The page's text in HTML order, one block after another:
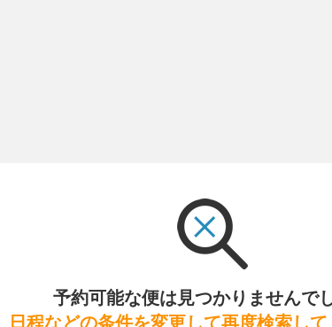
予約可能な便は見つかりませんでし
日程などの条件を変更して再度検索して